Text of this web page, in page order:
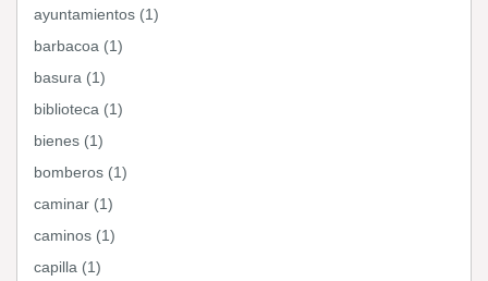
ayuntamientos (1)
barbacoa (1)
basura (1)
biblioteca (1)
bienes (1)
bomberos (1)
caminar (1)
caminos (1)
capilla (1)